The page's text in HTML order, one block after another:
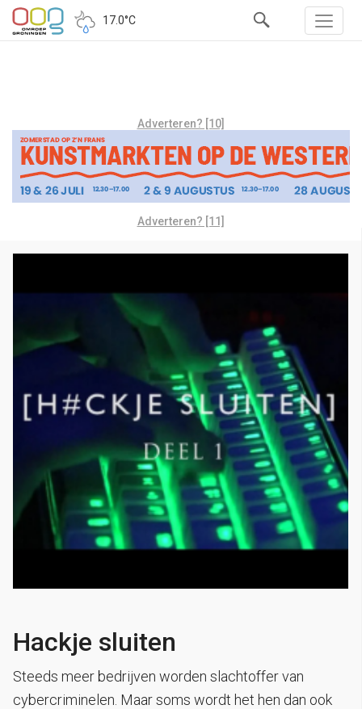
17.0°C
Adverteren? [10]
Adverteren? [11]
Hackje sluiten
Steeds meer bedrijven worden slachtoffer van
cybercriminelen. Maar soms wordt het hen dan ook